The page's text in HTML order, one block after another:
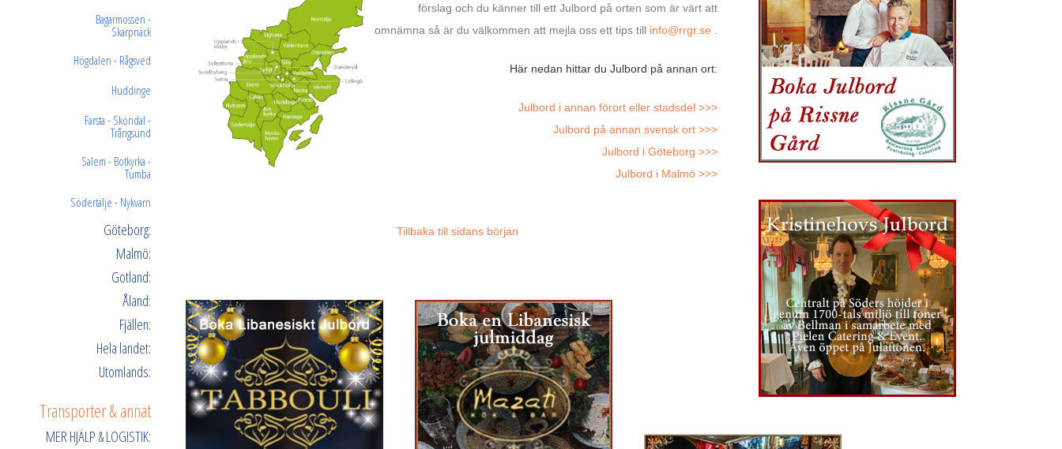
Bagarmossen -
Skarpnäck
Högdalen - Rågsved
Huddinge
Farsta - Sköndal -
Trångsund
Salem - Botkyrka -
Tumba
Södertälje - Nykvarn
Göteborg:
Malmö:
Gotland:
Åland:
Fjällen:
Hela landet:
Utomlands:
Transporter & annat
MER HJÄLP & LOGISTIK:
förslag och du känner till ett Julbord på orten som är värt att
omnämna så är du välkommen att mejla oss ett tips till info@rrgr.se
Här nedan hittar du Julbord på annan ort:
Julbord i annan förort eller stadsdel >>>
Julbord på annan svensk ort >>>
Julbord i Göteborg >>>
Julbord i Malmö >>>
Tillbaka till sidans början